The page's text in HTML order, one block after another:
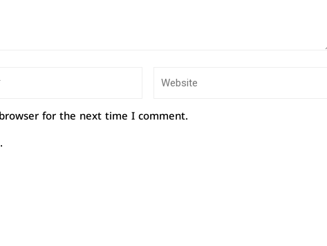
for the next time I comment.